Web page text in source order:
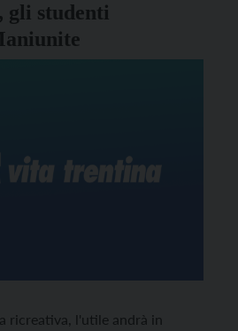
gli studenti
ricreativa, l'utile andrà in